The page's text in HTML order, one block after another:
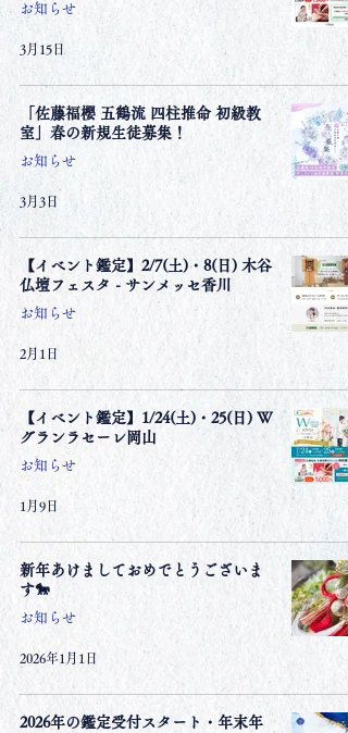
お知らせ
3月15日
「佐藤福櫻 五鶴流 四柱推命 初級教
室」春の新規生徒募集！
お知らせ
3月3日
【イベント鑑定】2/7(土)・8(日) 木谷
仏壇フェスタ - サンメッセ香川
お知らせ
2月1日
【イベント鑑定】1/24(土)・25(日) W
グランラセーレ岡山
お知らせ
1月9日
新年あけましておめでとうございま
す🐎
お知らせ
2026年1月1日
2026年の鑑定受付スタート・年末年